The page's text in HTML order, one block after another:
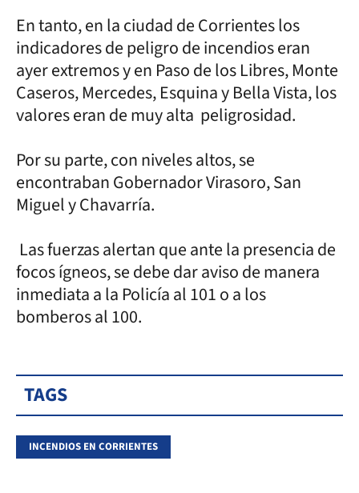
En tanto, en la ciudad de Corrientes los
indicadores de peligro de incendios eran
ayer extremos y en Paso de los Libres, Monte
Caseros, Mercedes, Esquina y Bella Vista, los
valores eran de muy alta peligrosidad.
Por su parte, con niveles altos, se
encontraban Gobernador Virasoro, San
Miguel y Chavarría.
Las fuerzas alertan que ante la presencia de
focos ígneos, se debe dar aviso de manera
inmediata a la Policía al 101 o a los
bomberos al 100.
TAGS
INCENDIOS EN CORRIENTES